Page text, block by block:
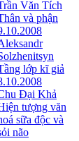
Văn Tích
và phận
lớp kĩ giả
Đại Khả
tượng văn
sữa độc và
não